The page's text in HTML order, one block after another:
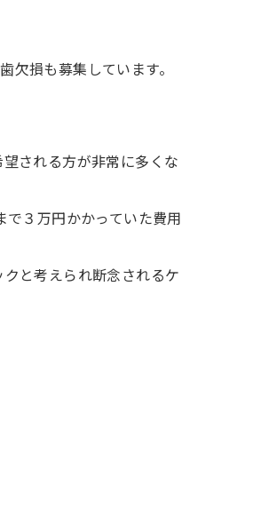
損も募集しています。
される方が非常に多くな
３万円かかっていた費用
と考えられ断念されるケ